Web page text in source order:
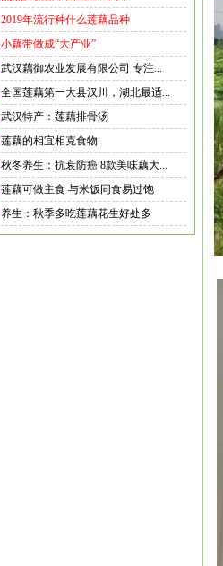
2019年流行种什么莲藕品种
小藕带做成“大产业”
武汉藕御农业发展有限公司 专注...
全国莲藕第一大县汉川，湖北最适...
武汉特产：莲藕排骨汤
莲藕的相宜相克食物
秋冬养生：抗衰防癌 8款美味藕大...
莲藕可做主食 与米饭同食易过饱
养生：秋季多吃莲藕花生好处多